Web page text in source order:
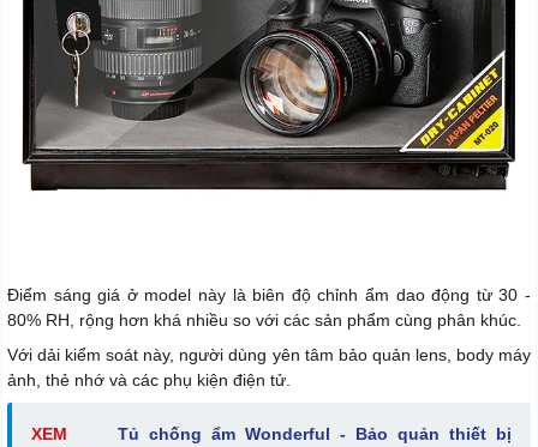
Điểm sáng giá ở model này là biên độ chỉnh ẩm dao động từ 30 -
80% RH, rộng hơn khá nhiều so với các sản phẩm cùng phân khúc.
Với dải kiểm soát này, người dùng yên tâm bảo quản lens, body máy
ảnh, thẻ nhớ và các phụ kiện điện tử.
XEM
Tủ chống ẩm Wonderful - Bảo quản thiết bị